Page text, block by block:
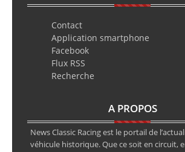
Contact
Application smartphone
Facebook
Flux RSS
Recherche
A PROPOS
News Classic Racing est le portail de
véhicule historique. Que ce soit en circuit,